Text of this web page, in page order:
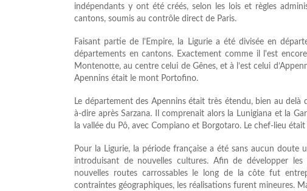
indépendants y ont été créés, selon les lois et règles
cantons, soumis au contrôle direct de Paris.
Faisant partie de l'Empire, la Ligurie a été divisée en
départements en cantons. Exactement comme il l'est
Montenotte, au centre celui de Gênes, et à l’est celui
Apennins était le mont Portofino.
Le département des Apennins était très étendu, bien au
à-dire après Sarzana. Il comprenait alors la Lunigiana et la
la vallée du Pô, avec Compiano et Borgotaro. Le chef-lieu était
Pour la Ligurie, la période française a été sans aucun doute
introduisant de nouvelles cultures. Afin de développer
nouvelles routes carrossables le long de la côte fut
contraintes géographiques, les réalisations furent mineures.